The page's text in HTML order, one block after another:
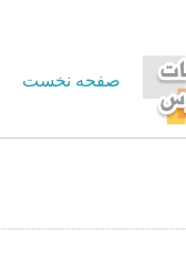
صفحه نخست